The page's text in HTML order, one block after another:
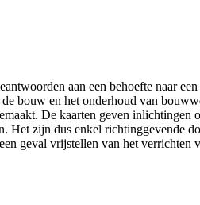
aan een behoefte naar
bouw en het onderhoud van
De kaarten geven inlichtingen
zijn dus enkel richtinggevende
geval vrijstellen van het